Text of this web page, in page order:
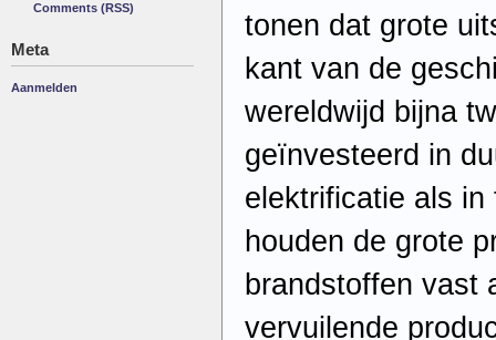
Comments (RSS)
Meta
Aanmelden
tonen dat grote
kant van de
wereldwijd bijna
geïnvesteerd in
elektrificatie als
houden de grote
brandstoffen vast
vervuilende